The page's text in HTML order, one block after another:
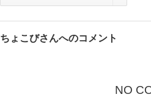
ちょこびさんへのコメント
NO